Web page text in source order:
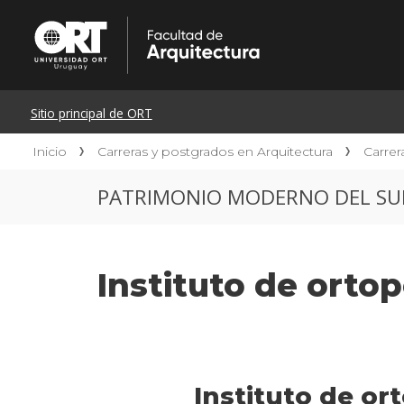
Inicio Carreras y postgrados en Arquitectura
PATRIMONIO MODERNO DEL
Instituto de
Instituto de